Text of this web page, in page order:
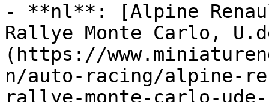
- **nl**: [Alpine
Rallye Monte Carlo,
(https://
n/auto-racing/alpine-
rallye-monte-carlo-ude-